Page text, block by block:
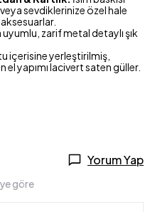
sevdiklerinize özel hale
zarif metal detaylı şık
içerisine yerleştirilmiş,
el yapımı lacivert saten güller.
Yorum Yap
göre